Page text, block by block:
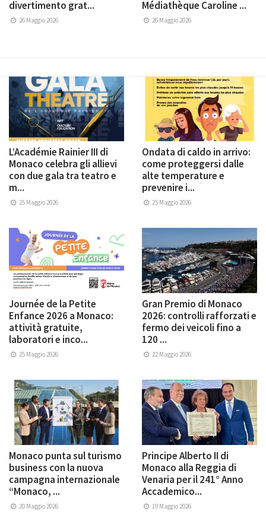
divertimento grat...
26 Maggio 2026
Médiathèque Caroline ...
26 Maggio 2026
L’Académie Rainier III di
Monaco celebra gli allievi
con due gala tra teatro e
m...
25 Maggio 2026
Ondata di caldo in arrivo:
come proteggersi dalle
alte temperature e
prevenire i...
25 Maggio 2026
Journée de la Petite
Enfance 2026 a Monaco:
attività gratuite,
laboratori e inco...
25 Maggio 2026
Gran Premio di Monaco
2026: controlli rafforzati e
fermo dei veicoli fino a
120 ...
22 Maggio 2026
Monaco punta sul turismo
business con la nuova
campagna internazionale
“Monaco, ...
20 Maggio 2026
Principe Alberto II di
Monaco alla Reggia di
Venaria per il 241° Anno
Accademico...
19 Maggio 2026